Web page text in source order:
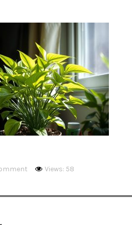
Views: 58